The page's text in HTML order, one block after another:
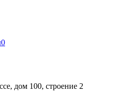
0
дом 100, строение 2